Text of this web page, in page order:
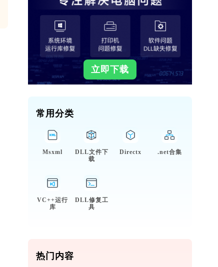
立即下载
常用分类
Msxml
DLL文件下
载
Directx .net合集
VC++运行
库
DLL修复工
具
热门内容